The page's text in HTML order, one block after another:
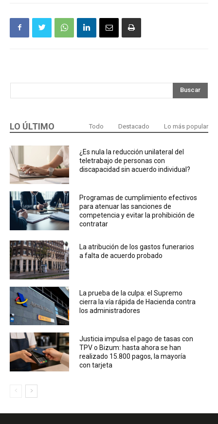
Buscar
LO ÚLTIMO Todo Destacado Lo más popular
¿Es nula la reducción unilateral del
teletrabajo de personas con
discapacidad sin acuerdo individual?
Programas de cumplimiento efectivos
para atenuar las sanciones de
competencia y evitar la prohibición de
contratar
La atribución de los gastos funerarios
a falta de acuerdo probado
La prueba de la culpa: el Supremo
cierra la vía rápida de Hacienda contra
los administradores
Justicia impulsa el pago de tasas con
TPV o Bizum: hasta ahora se han
realizado 15.800 pagos, la mayoría
con tarjeta